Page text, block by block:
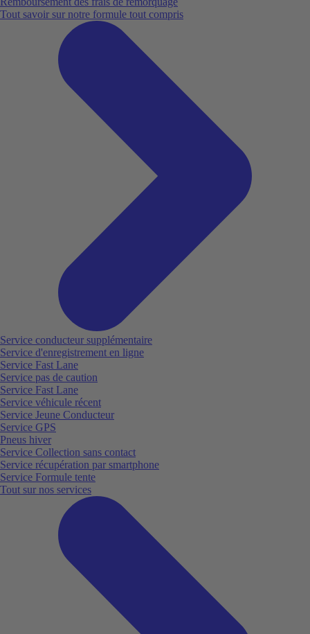
Tout savoir sur notre formule tout compris
Service conducteur supplémentaire
Service d'enregistrement en ligne
Service Fast Lane
Service pas de caution
Service Fast Lane
Service véhicule récent
Service Jeune Conducteur
Service GPS
Pneus hiver
Service Collection sans contact
Service récupération par smartphone
Service Formule tente
Tout sur nos services